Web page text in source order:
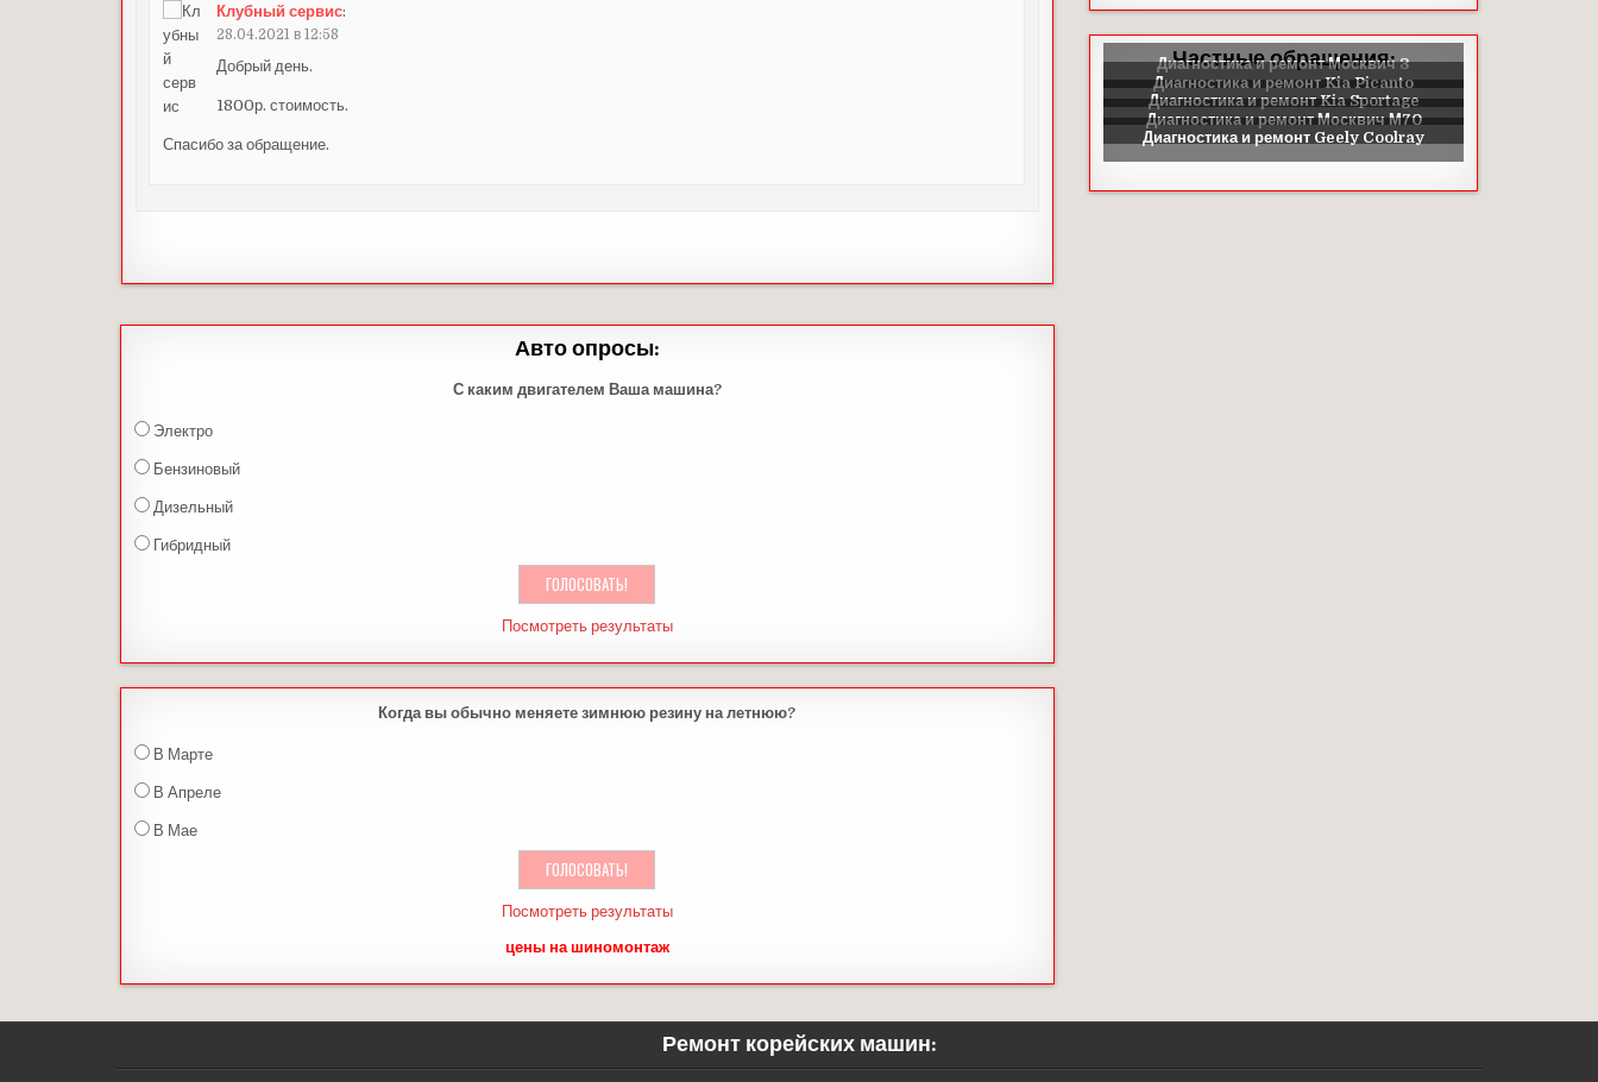
Клубный сервис:
28.04.2021 в 12:58
Добрый день.
1800р. стоимость.
Спасибо за обращение.
Авто опросы:
С каким двигателем Ваша машина?
Электро
Бензиновый
Дизельный
Гибридный
Посмотреть результаты
Когда вы обычно меняете зимнюю резину на летнюю?
В Марте
В Апреле
В Мае
Посмотреть результаты
цены на шиномонтаж
Частные обращения:
Ремонт корейских машин: